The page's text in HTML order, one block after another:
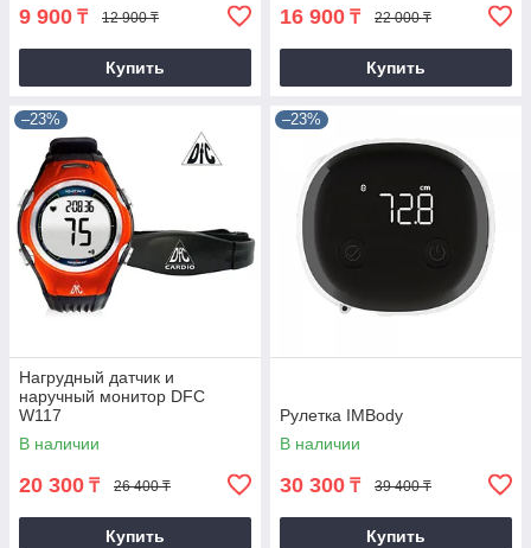
9 900 ₸ 12 900 ₸
Купить
16 900 ₸ 22 000 ₸
Купить
–23%
Нагрудный датчик и
наручный монитор DFC
W117
В наличии
20 300 ₸ 26 400 ₸
Купить
–23%
Рулетка IMBody
В наличии
30 300 ₸ 39 400 ₸
Купить